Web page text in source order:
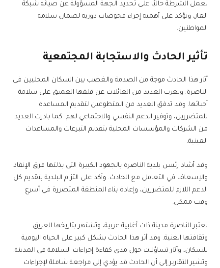
تعمل الشرطة حاليًا على تحديد الجهة المسؤولة عن صيانة شبكة
الغاز، وتؤكد على أهمية إجراء فحوصات دورية لضمان سلامة
المواطنين.
تأثير الحادث والاستجابة المجتمعية
أثار هذا الحادث موجة من الصدمة والغضب بين السكان المحليين في
الناصرة. وتعرب العديد من العائلات عن قلقها العميق على سلامة
أحبائها. وقد تدفق العديد من المتطوعين لتقديم المساعدة
للمتضررين، وتوفير الدعم النفسي والاجتماعي لهم. كما بادرت العديد
من الشركات والمؤسسات المحلية بتقديم التبرعات والمساعدات
العينية.
وقد أشاد رئيس بلدية الناصرة بالجهود الكبيرة التي بذلتها فرق الإنقاذ
والإسعاف في التعامل مع الحادث. وأكد على التزام البلدية بتقديم كل
الدعم اللازم للمتضررين، وإعادة بناء المنطقة المتضررة في أسرع
وقت ممكن.
تعتبر الناصرة مدينة ذات أغلبية عربية، وتشتهر بتاريخها العريق
وثقافتها الغنية. وقد أثر هذا الحادث بشكل كبير على الحياة اليومية
للسكان، وأثار تساؤلات حول مدى كفاءة إجراءات السلامة في المدينة.
وتشير التقارير إلى أن الحادث قد يؤدي إلى مراجعة شاملة لإجراءات